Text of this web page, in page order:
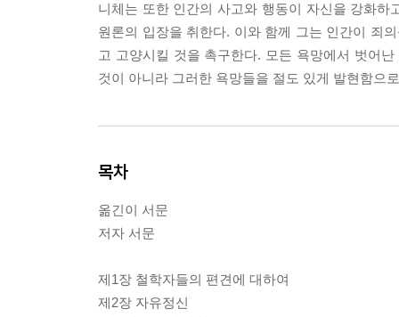
니체는 또한 인간의 사고와 행동이 자신을 강화
원론의 입장을 취한다. 이와 함께 그는 인간이 죄
고 고양시킬 것을 촉구한다. 모든 욕망에서 벗어
것이 아니라 그러한 욕망들을 절도 있게 발현함으
목차
옮긴이 서문
저자 서문
제1장 철학자들의 편견에 대하여
제2장 자유정신